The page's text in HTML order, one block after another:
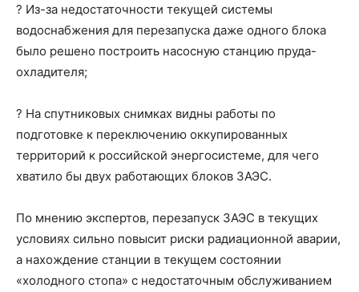
? Из-за недостаточности текущей системы
водоснабжения для перезапуска даже одного блока
было решено построить насосную станцию пруда-
охладителя;
? На спутниковых снимках видны работы по
подготовке к переключению оккупированных
территорий к российской энергосистеме, для чего
хватило бы двух работающих блоков ЗАЭС.
По мнению экспертов, перезапуск ЗАЭС в текущих
условиях сильно повысит риски радиационной аварии,
а нахождение станции в текущем состоянии
«холодного стопа» с недостаточным обслуживанием